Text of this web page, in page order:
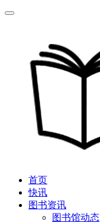
首页
快讯
图书资讯
图书馆动态